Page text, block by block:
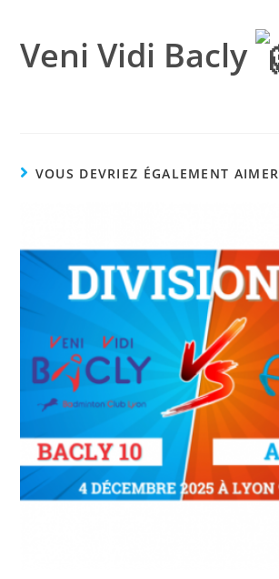
Veni Vidi Bacly
VOUS DEVRIEZ ÉGALEMENT AIMER